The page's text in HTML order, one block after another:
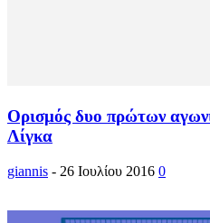
Ορισμός δυο πρώτων
Λίγκα
giannis - 26 Ιουλίου 2016 0